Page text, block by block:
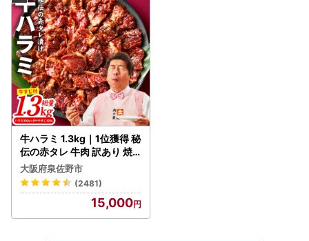
牛ハラミ 1.3kg｜1位獲得 秘
伝の赤タレ 牛肉 訳あり 焼
肉 BBQ
大阪府泉佐野市
(2481)
15,000